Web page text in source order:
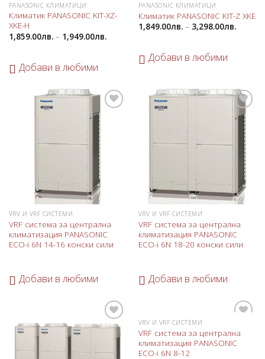
в
PANASONIC КЛИМАТИЦИ
Климатик PANASONIC KIT-XZ-
XKE-H
1,859.00лв.– 1,949.00лв.
Добави в любими
в
любими
PANASONIC КЛИМАТИЦИ
Климатик PANASONIC KIT-Z XKE
1,849.00лв.– 3,298.00лв.
Добави в любими
Добави
любими
VRV И VRF СИСТЕМИ
VRF система за централна
климатизация PANASONIC
ECO-i 6N 14-16 конски сили
Добави в любими
Добави
любими
VRV И VRF СИСТЕМИ
VRF система за централна
климатизация PANASONIC
ECO-i 6N 18-20 конски сили
Добави в любими
Добави
любими
в
любими
VRV И VRF СИСТЕМИ
VRF система за централна
климатизация PANASONIC
ECO-i 6N 8-12